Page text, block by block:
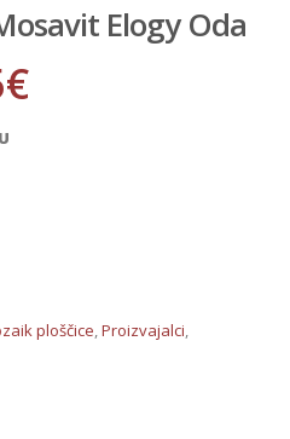
Elogy Oda
€
ploščice,Proizvajalci,